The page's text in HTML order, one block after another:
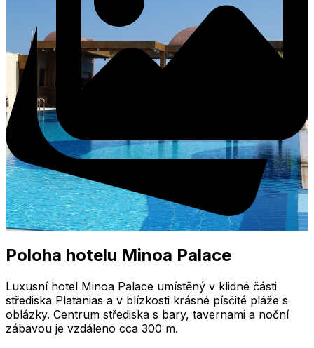
Poloha hotelu Minoa Palace
Luxusní hotel Minoa Palace umístěný v klidné části
střediska Platanias a v blízkosti krásné písčité pláže s
oblázky. Centrum střediska s bary, tavernami a noční
zábavou je vzdáleno cca 300 m.